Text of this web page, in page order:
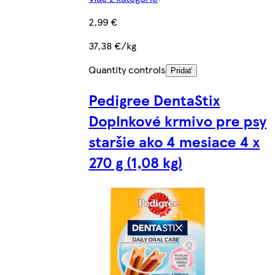
2,99 €
37,38 €/kg
Quantity controls
Pridať
Pedigree DentaStix
Doplnkové krmivo pre psy
staršie ako 4 mesiace 4 x
270 g (1,08 kg)